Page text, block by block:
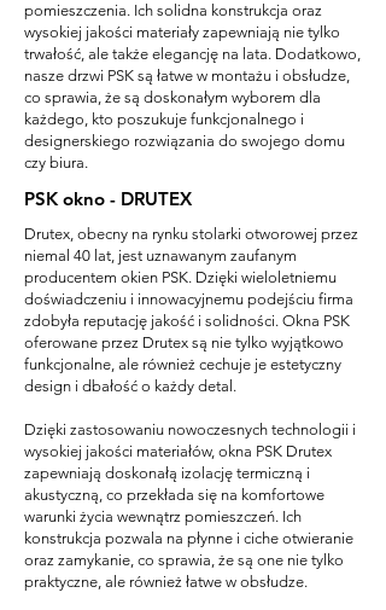
pomieszczenia. Ich solidna konstrukcja oraz
wysokiej jakości materiały zapewniają nie tylko
trwałość, ale także elegancję na lata. Dodatkowo,
nasze drzwi PSK są łatwe w montażu i obsłudze,
co sprawia, że są doskonałym wyborem dla
każdego, kto poszukuje funkcjonalnego i
designerskiego rozwiązania do swojego domu
czy biura.
PSK okno - DRUTEX
Drutex, obecny na rynku stolarki otworowej przez
niemal 40 lat, jest uznawanym zaufanym
producentem okien PSK. Dzięki wieloletniemu
doświadczeniu i innowacyjnemu podejściu firma
zdobyła reputację jakość i solidności. Okna PSK
oferowane przez Drutex są nie tylko wyjątkowo
funkcjonalne, ale również cechuje je estetyczny
design i dbałość o każdy detal.
Dzięki zastosowaniu nowoczesnych technologii i
wysokiej jakości materiałów, okna PSK Drutex
zapewniają doskonałą izolację termiczną i
akustyczną, co przekłada się na komfortowe
warunki życia wewnątrz pomieszczeń. Ich
konstrukcja pozwala na płynne i ciche otwieranie
oraz zamykanie, co sprawia, że są one nie tylko
praktyczne, ale również łatwe w obsłudze.